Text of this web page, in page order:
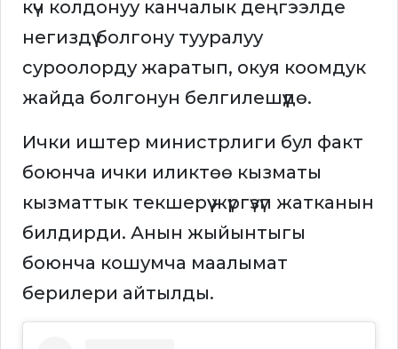
күч колдонуу канчалык деңгээлде
негиздүү болгону тууралуу
суроолорду жаратып, окуя коомдук
жайда болгонун белгилешүүдө.
Ички иштер министрлиги бул факт
боюнча ички иликтөө кызматы
кызматтык текшерүү жүргүзүп жатканын
билдирди. Анын жыйынтыгы
боюнча кошумча маалымат
берилери айтылды.